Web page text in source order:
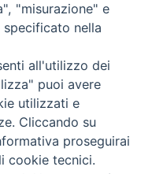
Venosa
(PZ) •
ufficiale della Diocesi:
"misurazione" e
nella
all'utilizzo dei
puoi avere
utilizzati e
Cliccando su
proseguirai
cookie tecnici.